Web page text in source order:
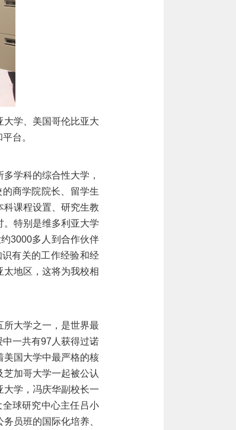
学、美国哥伦比亚大
台。
学科的综合性大学，
商学院院长、留学生
课程设置、研究生教
特别是维多利亚大学
3000多人到合作伙伴
有关的工作经验和经
地区，这将为我校相
大学之一，是世界最
中一共有97人获得过诺
美国大学中最严格的核
加哥大学一起被公认
学，冯庆华副校长一
球研究中心主任吕小
员班的国际化培养、